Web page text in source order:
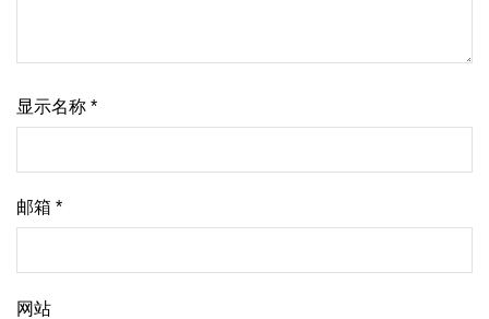
显示名称 *
邮箱 *
网站